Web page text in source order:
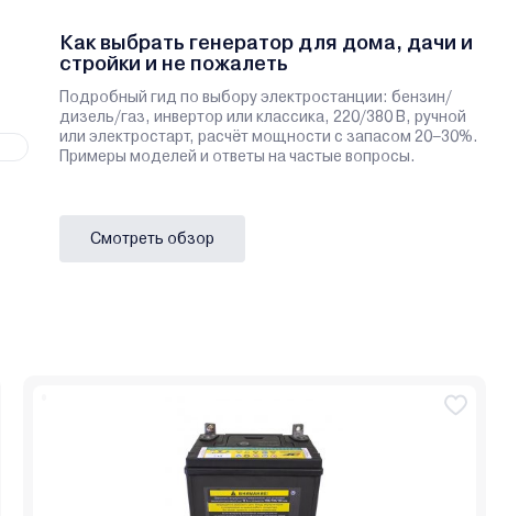
Как выбрать генератор для дома, дачи и
стройки и не пожалеть
Подробный гид по выбору электростанции: бензин/
дизель/газ, инвертор или классика, 220/380 В, ручной
или электростарт, расчёт мощности с запасом 20–30%.
Примеры моделей и ответы на частые вопросы.
Смотреть обзор